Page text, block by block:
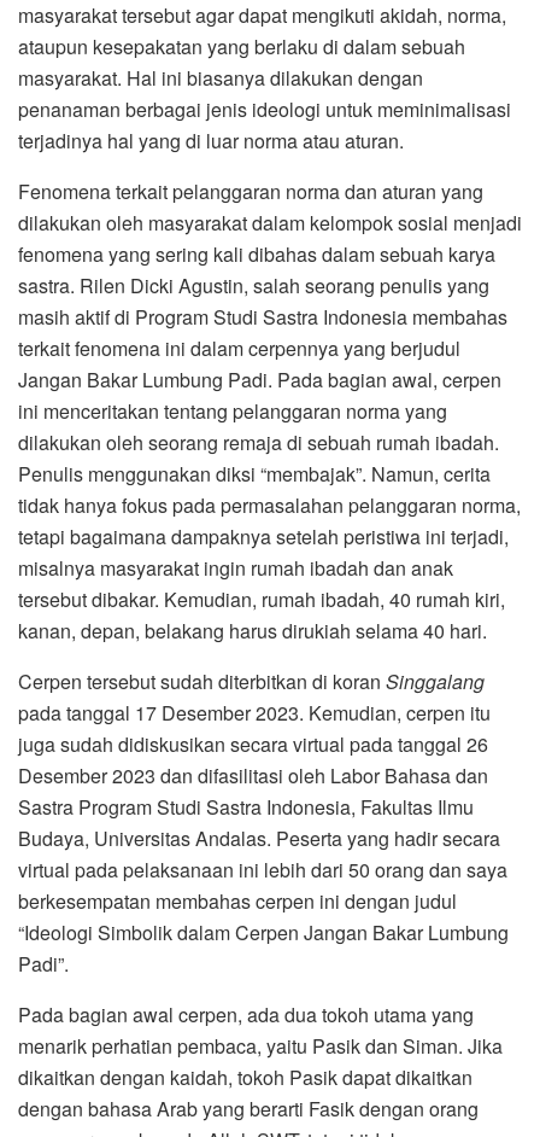
masyarakat tersebut agar dapat mengikuti akidah, norma,
ataupun kesepakatan yang berlaku di dalam sebuah
masyarakat. Hal ini biasanya dilakukan dengan
penanaman berbagai jenis ideologi untuk meminimalisasi
terjadinya hal yang di luar norma atau aturan.
Fenomena terkait pelanggaran norma dan aturan yang
dilakukan oleh masyarakat dalam kelompok sosial menjadi
fenomena yang sering kali dibahas dalam sebuah karya
sastra. Rilen Dicki Agustin, salah seorang penulis yang
masih aktif di Program Studi Sastra Indonesia membahas
terkait fenomena ini dalam cerpennya yang berjudul
Jangan Bakar Lumbung Padi. Pada bagian awal, cerpen
ini menceritakan tentang pelanggaran norma yang
dilakukan oleh seorang remaja di sebuah rumah ibadah.
Penulis menggunakan diksi “membajak”. Namun, cerita
tidak hanya fokus pada permasalahan pelanggaran norma,
tetapi bagaimana dampaknya setelah peristiwa ini terjadi,
misalnya masyarakat ingin rumah ibadah dan anak
tersebut dibakar. Kemudian, rumah ibadah, 40 rumah kiri,
kanan, depan, belakang harus dirukiah selama 40 hari.
Cerpen tersebut sudah diterbitkan di koran Singgalang
pada tanggal 17 Desember 2023. Kemudian, cerpen itu
juga sudah didiskusikan secara virtual pada tanggal 26
Desember 2023 dan difasilitasi oleh Labor Bahasa dan
Sastra Program Studi Sastra Indonesia, Fakultas Ilmu
Budaya, Universitas Andalas. Peserta yang hadir secara
virtual pada pelaksanaan ini lebih dari 50 orang dan saya
berkesempatan membahas cerpen ini dengan judul
“Ideologi Simbolik dalam Cerpen Jangan Bakar Lumbung
Padi”.
Pada bagian awal cerpen, ada dua tokoh utama yang
menarik perhatian pembaca, yaitu Pasik dan Siman. Jika
dikaitkan dengan kaidah, tokoh Pasik dapat dikaitkan
dengan bahasa Arab yang berarti Fasik dengan orang